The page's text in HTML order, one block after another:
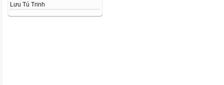
Lưu Tú Trinh